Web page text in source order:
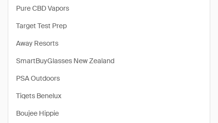
Pure CBD Vapors
Target Test Prep
Away Resorts
SmartBuyGlasses New Zealand
PSA Outdoors
Tiqets Benelux
Boujee Hippie